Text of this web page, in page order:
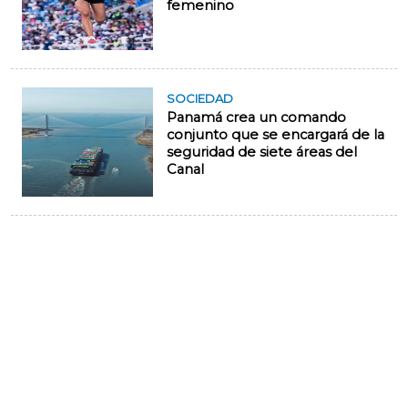
femenino
SOCIEDAD
Panamá crea un comando
conjunto que se encargará de la
seguridad de siete áreas del
Canal